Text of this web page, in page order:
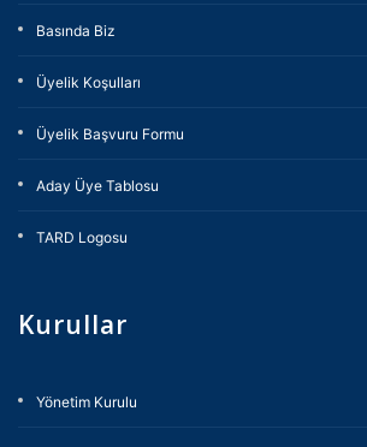
Basında Biz
Üyelik Koşulları
Üyelik Başvuru Formu
Aday Üye Tablosu
TARD Logosu
Kurullar
Yönetim Kurulu